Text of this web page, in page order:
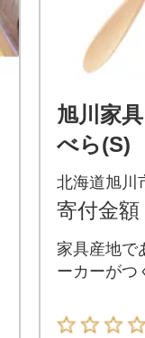
旭川家
べら(S)
322
北海道旭川
寄付金額
家具産地で
ーカーがつ